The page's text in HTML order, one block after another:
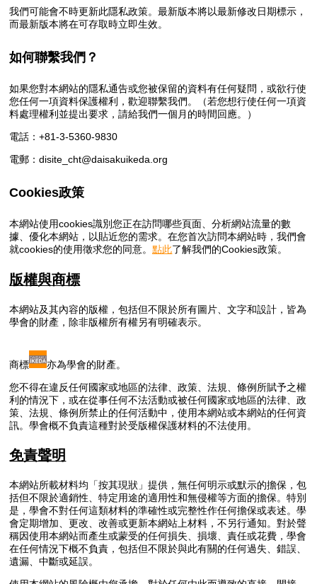
我們可能會不時更新此隱私政策。最新版本將以最新修改日期標示，
而最新版本將在可存取時立即生效。
如何聯繫我們？
如果您對本網站的隱私通告或您被保留的資料有任何疑問，或欲行使
您任何一項資料保護權利，歡迎聯繫我們。（若您想行使任何一項資
料處理權利並提出要求，請給我們一個月的時間回應。）
電話：+81-3-5360-9830
電郵：disite_cht@daisakuikeda.org
Cookies政策
本網站使用cookies識別您正在訪問哪些頁面、分析網站流量的數
據、優化本網站，以貼近您的需求。在您首次訪問本網站時，我們會
就cookies的使用徵求您的同意。點此了解我們的Cookies政策。
版權與商標
本網站及其內容的版權，包括但不限於所有圖片、文字和設計，皆為
學會的財產，除非版權所有權另有明確表示。
商標
亦為學會的財產。
您不得在違反任何國家或地區的法律、政策、法規、條例所賦予之權
利的情況下，或在從事任何不法活動或被任何國家或地區的法律、政
策、法規、條例所禁止的任何活動中，使用本網站或本網站的任何資
訊。學會概不負責這種對於受版權保護材料的不法使用。
免責聲明
本網站所載材料均「按其現狀」提供，無任何明示或默示的擔保，包
括但不限於適銷性、特定用途的適用性和無侵權等方面的擔保。特別
是，學會不對任何這類材料的準確性或完整性作任何擔保或表述。學
會定期增加、更改、改善或更新本網站上材料，不另行通知。對於聲
稱因使用本網站而產生或蒙受的任何損失、損壞、責任或花費，學會
在任何情況下概不負責，包括但不限於與此有關的任何過失、錯誤、
遺漏、中斷或延誤。